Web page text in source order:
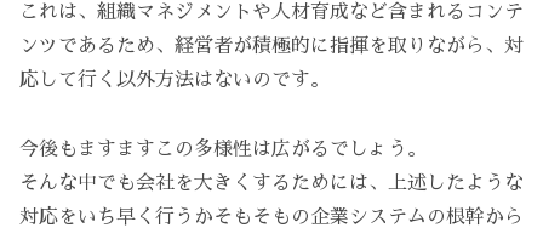
これは、組織マネジメントや人材育成など含まれるコンテ
ンツであるため、経営者が積極的に指揮を取りながら、対
応して行く以外方法はないのです。
今後もますますこの多様性は広がるでしょう。
そんな中でも会社を大きくするためには、上述したような
対応をいち早く行うかそもそもの企業システムの根幹から